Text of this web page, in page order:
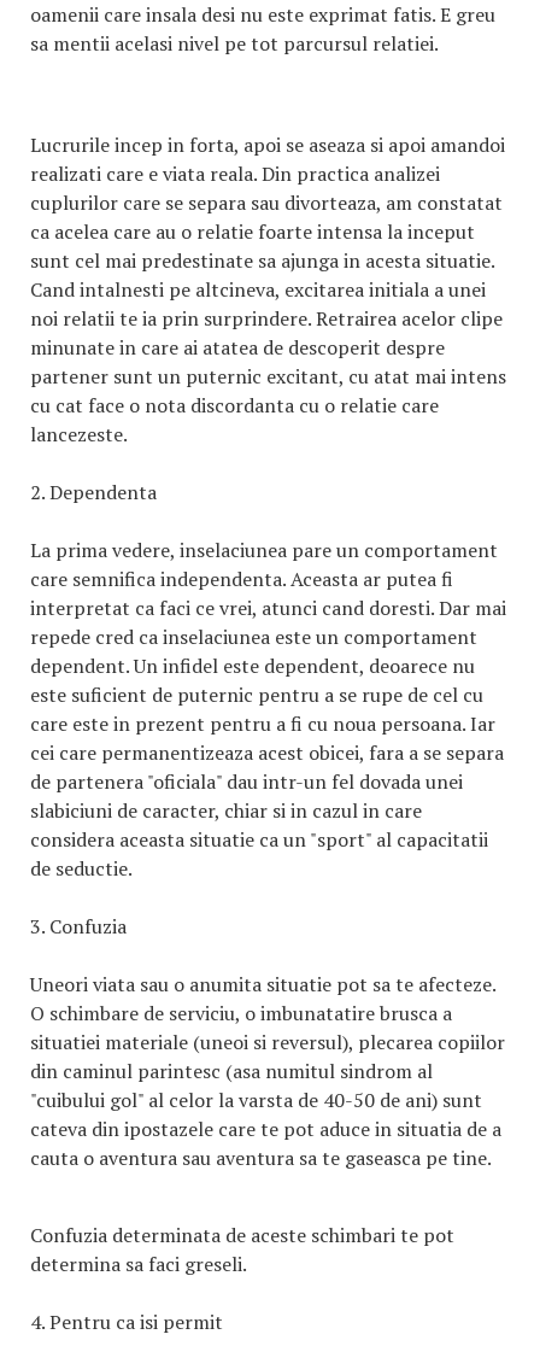
oamenii care insala desi nu este exprimat fatis. E greu
sa mentii acelasi nivel pe tot parcursul relatiei.
Lucrurile incep in forta, apoi se aseaza si apoi amandoi
realizati care e viata reala. Din practica analizei
cuplurilor care se separa sau divorteaza, am constatat
ca acelea care au o relatie foarte intensa la inceput
sunt cel mai predestinate sa ajunga in acesta situatie.
Cand intalnesti pe altcineva, excitarea initiala a unei
noi relatii te ia prin surprindere. Retrairea acelor clipe
minunate in care ai atatea de descoperit despre
partener sunt un puternic excitant, cu atat mai intens
cu cat face o nota discordanta cu o relatie care
lancezeste.
2. Dependenta
La prima vedere, inselaciunea pare un comportament
care semnifica independenta. Aceasta ar putea fi
interpretat ca faci ce vrei, atunci cand doresti. Dar mai
repede cred ca inselaciunea este un comportament
dependent. Un infidel este dependent, deoarece nu
este suficient de puternic pentru a se rupe de cel cu
care este in prezent pentru a fi cu noua persoana. Iar
cei care permanentizeaza acest obicei, fara a se separa
de partenera "oficiala" dau intr-un fel dovada unei
slabiciuni de caracter, chiar si in cazul in care
considera aceasta situatie ca un "sport" al capacitatii
de seductie.
3. Confuzia
Uneori viata sau o anumita situatie pot sa te afecteze.
O schimbare de serviciu, o imbunatatire brusca a
situatiei materiale (uneoi si reversul), plecarea copiilor
din caminul parintesc (asa numitul sindrom al
"cuibului gol" al celor la varsta de 40-50 de ani) sunt
cateva din ipostazele care te pot aduce in situatia de a
cauta o aventura sau aventura sa te gaseasca pe tine.
Confuzia determinata de aceste schimbari te pot
determina sa faci greseli.
4. Pentru ca isi permit